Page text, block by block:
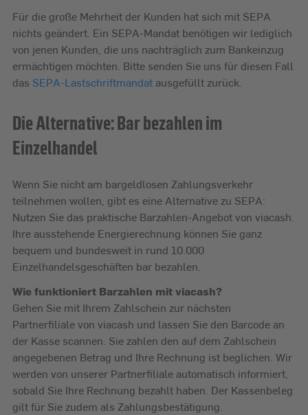
Für die große Mehrheit der Kunden hat sich mit SEPA
nichts geändert. Ein SEPA-Mandat benötigen wir lediglich
von jenen Kunden, die uns nachträglich zum Bankeinzug
ermächtigen möchten. Bitte senden Sie uns für diesen Fall
das SEPA-Lastschriftmandat ausgefüllt zurück.
Die Alternative: Bar bezahlen im
Einzelhandel
Wenn Sie nicht am bargeldlosen Zahlungsverkehr
teilnehmen wollen, gibt es eine Alternative zu SEPA:
Nutzen Sie das praktische Barzahlen-Angebot von viacash.
Ihre ausstehende Energierechnung können Sie ganz
bequem und bundesweit in rund 10.000
Einzelhandelsgeschäften bar bezahlen.
Wie funktioniert Barzahlen mit viacash?
Gehen Sie mit Ihrem Zahlschein zur nächsten
Partnerfiliale von viacash und lassen Sie den Barcode an
der Kasse scannen. Sie zahlen den auf dem Zahlschein
angegebenen Betrag und Ihre Rechnung ist beglichen. Wir
werden von unserer Partnerfiliale automatisch informiert,
sobald Sie Ihre Rechnung bezahlt haben. Der Kassenbeleg
gilt für Sie zudem als Zahlungsbestätigung.